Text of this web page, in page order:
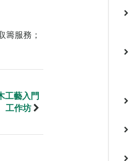
籌服務；
工藝入門
工作坊